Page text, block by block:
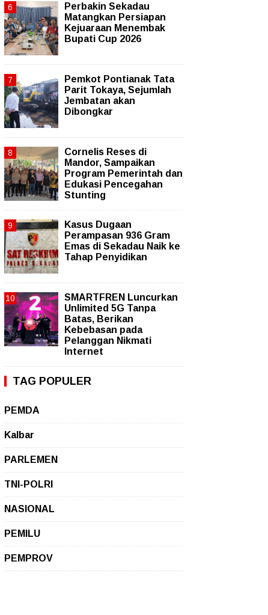
Perbakin Sekadau
Matangkan Persiapan
Kejuaraan Menembak
Bupati Cup 2026
Pemkot Pontianak Tata
Parit Tokaya, Sejumlah
Jembatan akan
Dibongkar
Cornelis Reses di
Mandor, Sampaikan
Program Pemerintah dan
Edukasi Pencegahan
Stunting
Kasus Dugaan
Perampasan 936 Gram
Emas di Sekadau Naik ke
Tahap Penyidikan
SMARTFREN Luncurkan
Unlimited 5G Tanpa
Batas, Berikan
Kebebasan pada
Pelanggan Nikmati
Internet
TAG POPULER
PEMDA
Kalbar
PARLEMEN
TNI-POLRI
NASIONAL
PEMILU
PEMPROV